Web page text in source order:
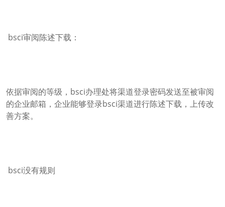
bsci审阅陈述下载：
依据审阅的等级，bsci办理处将渠道登录密码发送至被审阅
的企业邮箱，企业能够登录bsci渠道进行陈述下载，上传改
善方案。
bsci没有规则